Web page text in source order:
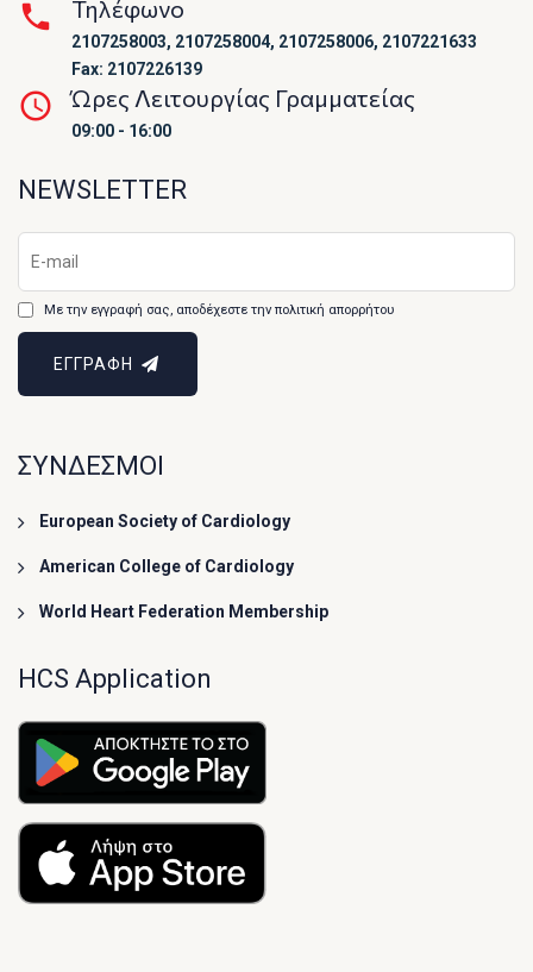
Τηλέφωνο
2107258003, 2107258004, 2107258006, 2107221633
Fax: 2107226139
Ώρες Λειτουργίας Γραμματείας
09:00 - 16:00
NEWSLETTER
Με την εγγραφή σας, αποδέχεστε την πολιτική απορρήτου
ΕΓΓΡΑΦΗ
ΣΥΝΔΕΣΜΟΙ
European Society of Cardiology
American College of Cardiology
World Heart Federation Membership
HCS Application